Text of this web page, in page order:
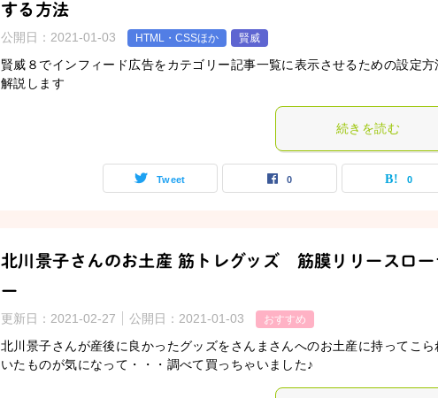
する方法
公開日： 2021-01-03 HTML・CSSほか 賢威
賢威８でインフィード広告をカテゴリー記事一覧に表示させるための設定方
解説します
続きを読む
Tweet 0 0
北川景子さんのお土産 筋トレグッズ 筋膜リリースロー
ー
更新日： 2021-02-27 公開日： 2021-01-03 おすすめ
北川景子さんが産後に良かったグッズをさんまさんへのお土産に持ってこら
いたものが気になって・・・調べて買っちゃいました♪